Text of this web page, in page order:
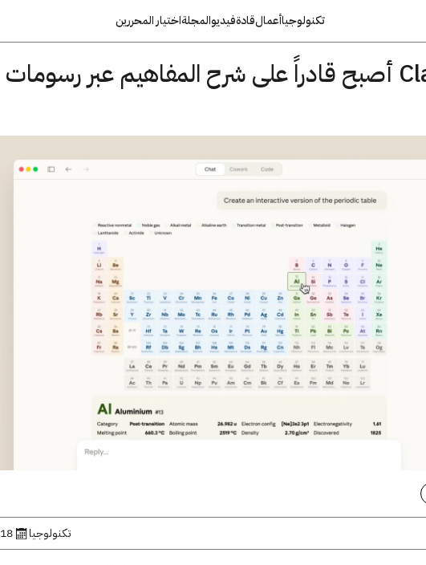
تكنولوجياأعمالقادةفيديوالمجلةاختيار المحررين
روبوت Claude أصبح قادراً على شرح المفاهيم عبر رسومات
تكنولوجيا 18 مارس, 2026